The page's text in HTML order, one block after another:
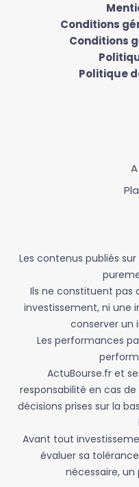
Conditions
Conditions
Politique
Les contenus publiés
Ils ne constituent pas
investissement, ni une
conserver un
Les performances
ActuBourse.fr et
responsabilité en cas
décisions prises sur la
Avant tout
évaluer sa
nécessaire, un